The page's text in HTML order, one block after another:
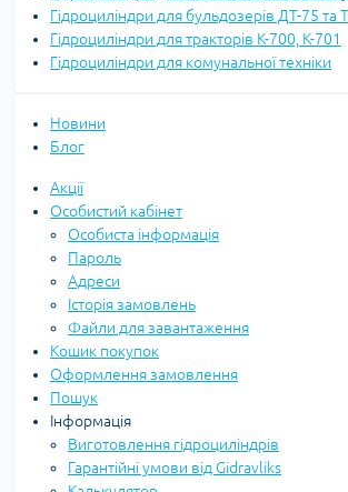
Гідроциліндри для бульдозерів ДТ-75 та
Гідроциліндри для тракторів К-700, К-701
Гідроциліндри для комунальної техніки
Новини
Блог
Акції
Особистий кабінет
Особиста інформація
Пароль
Адреси
Історія замовлень
Файли для завантаження
Кошик покупок
Оформлення замовлення
Пошук
Інформація
Виготовлення гідроциліндрів
Гарантійні умови від Gidravliks